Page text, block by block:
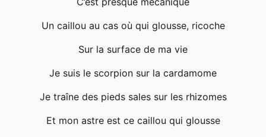
Un caillou au cas où qui glousse, ricoche
Sur la surface de ma vie
Je suis le scorpion sur la cardamome
Je traîne des pieds sales sur les rhizomes
Et mon astre est ce caillou qui glousse